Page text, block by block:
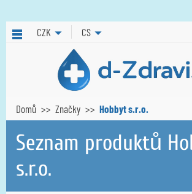
CZK CS
Domů Značky Hobbyt s.r.o.
Seznam produktů
s.r.o.